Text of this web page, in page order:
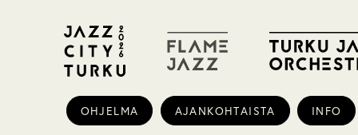
OHJELMA AJANKOHTAISTA INFO